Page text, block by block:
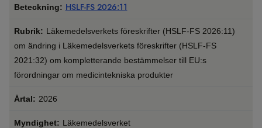
HSLF-FS 2026:11
Läkemedelsverkets föreskrifter (HSLF-FS 2026:11)
om ändring i Läkemedelsverkets föreskrifter (HSLF-FS
2021:32) om kompletterande bestämmelser till EU:s
förordningar om medicintekniska produkter
2026
Läkemedelsverket